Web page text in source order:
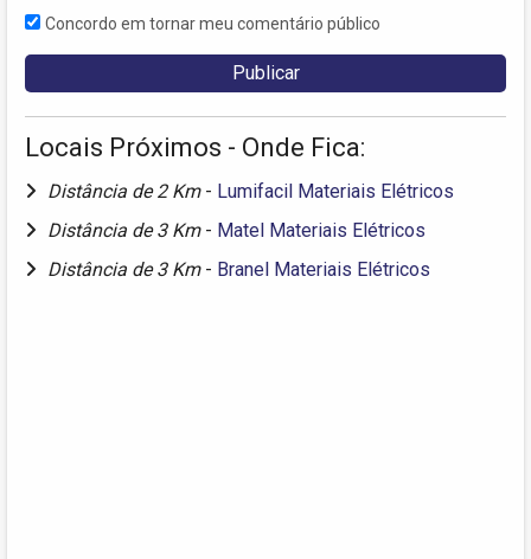
Concordo em tornar meu comentário público
Locais Próximos - Onde Fica:
Distância de 2 Km - Lumifacil Materiais Elétricos
Distância de 3 Km - Matel Materiais Elétricos
Distância de 3 Km - Branel Materiais Elétricos